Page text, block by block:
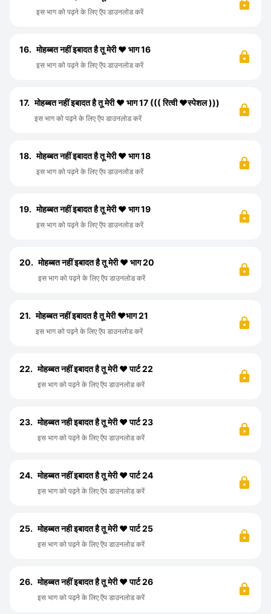
इस भाग को पढ़ने के लिए ऍप डाउनलोड करें
16. मोहब्बत नहीं इबादत है तू मेरी ❤️ भाग 16
इस भाग को पढ़ने के लिए ऍप डाउनलोड करें
17. मोहब्बत नहीं इबादत है तू मेरी ❤️ भाग 17 ((( रित्वी ❤️स्पेशल )))
इस भाग को पढ़ने के लिए ऍप डाउनलोड करें
18. मोहब्बत नहीं इबादत है तू मेरी ❤️ भाग 18
इस भाग को पढ़ने के लिए ऍप डाउनलोड करें
19. मोहब्बत नहीं इबादत है तू मेरी ❤️ भाग 19
इस भाग को पढ़ने के लिए ऍप डाउनलोड करें
20. मोहब्बत नहीं इबादत है तू मेरी ❤️ भाग 20
इस भाग को पढ़ने के लिए ऍप डाउनलोड करें
21. मोहब्बत नहीं इबादत है तू मेरी ❤️भाग 21
इस भाग को पढ़ने के लिए ऍप डाउनलोड करें
22. मोहब्बत नहीं इबादत है तू मेरी ❤️ पार्ट 22
इस भाग को पढ़ने के लिए ऍप डाउनलोड करें
23. मोहब्बत नही इबादत है तू मेरी ❤️ पार्ट 23
इस भाग को पढ़ने के लिए ऍप डाउनलोड करें
24. मोहब्बत नहीं इबादत है तू मेरी ❤️ पार्ट 24
इस भाग को पढ़ने के लिए ऍप डाउनलोड करें
25. मोहब्बत नही इबादत है तू मेरी ❤️ पार्ट 25
इस भाग को पढ़ने के लिए ऍप डाउनलोड करें
26. मोहब्बत नहीं इबादत है तू मेरी ❤️ पार्ट 26
इस भाग को पढ़ने के लिए ऍप डाउनलोड करें